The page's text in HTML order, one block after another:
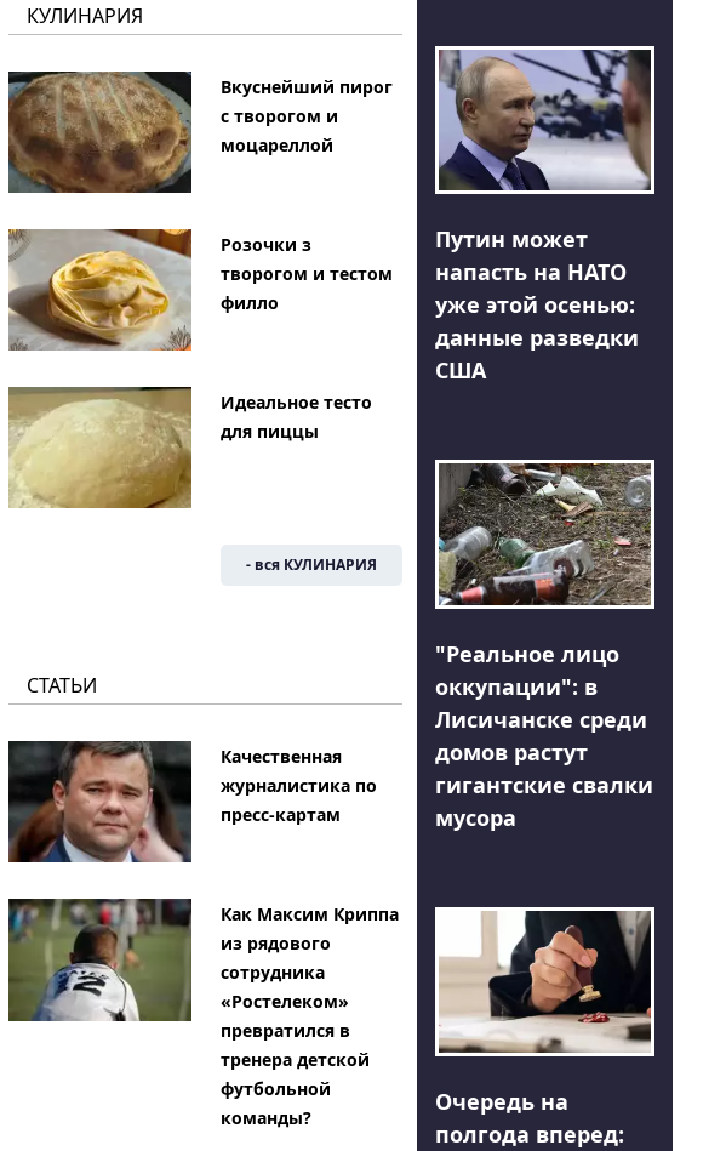
КУЛИНАРИЯ
Вкуснейший пирог
с творогом и
моцареллой
Розочки з
творогом и тестом
филло
Идеальное тесто
для пиццы
- вся КУЛИНАРИЯ
СТАТЬИ
Качественная
журналистика по
пресс-картам
Как Максим Криппа
из рядового
сотрудника
«Ростелеком»
превратился в
тренера детской
футбольной
команды?
Путин может
напасть на НАТО
уже этой осенью:
данные разведки
США
"Реальное лицо
оккупации": в
Лисичанске среди
домов растут
гигантские свалки
мусора
Очередь на
полгода вперед: